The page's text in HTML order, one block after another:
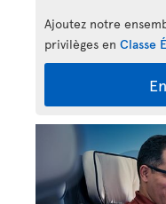
Ajoutez notre
privilèges en Classe